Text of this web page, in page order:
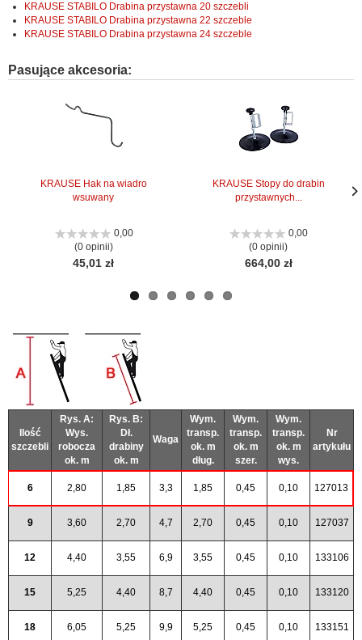
KRAUSE STABILO Drabina przystawna 20 szczebli
KRAUSE STABILO Drabina przystawna 22 szczeble
KRAUSE STABILO Drabina przystawna 24 szczeble
Pasujące akcesoria:
KRAUSE Hak na wiadro
wsuwany
0,00
(0 opinii)
45,01 zł
KRAUSE Stopy do drabin
przystawnych...
0,00
(0 opinii)
664,00 zł
Ilość
szczebli
Rys. A:
Wys.
robocza
ok. m
Rys. B:
Dł.
drabiny
ok. m
Waga
Wym.
transp.
ok. m
dług.
Wym.
transp.
ok. m
szer.
Wym.
transp.
ok. m
wys.
Nr
artykułu
6 2,80 1,85 3,3 1,85 0,45 0,10 127013
9 3,60 2,70 4,7 2,70 0,45 0,10 127037
12 4,40 3,55 6,9 3,55 0,45 0,10 133106
15 5,25 4,40 8,7 4,40 0,45 0,10 133120
18 6,05 5,25 9,9 5,25 0,45 0,10 133151